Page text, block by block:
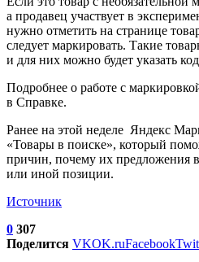
а продавец участвует в
нужно отметить на странице
следует маркировать. Такие
и для них можно будет указать
Подробнее о работе с
в Справке.
Ранее на этой неделе Яндекс
«Товары в поиске», который
причин, почему их предложения
или иной позиции.
Источник
0 307
Поделится VKOK.ruFacebook